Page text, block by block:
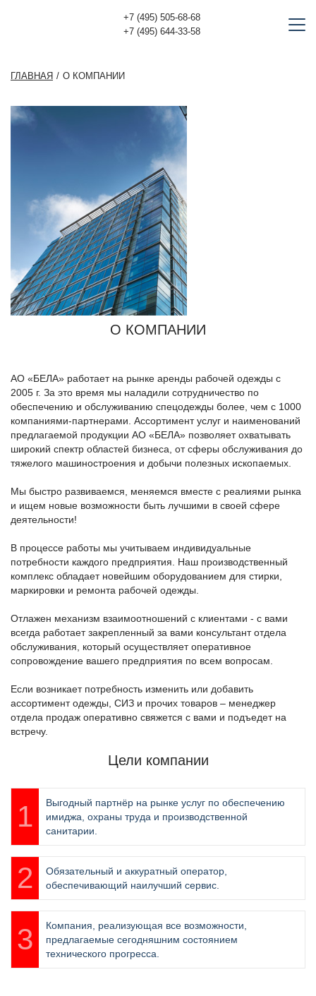
+7 (495) 505-68-68
+7 (495) 644-33-58
ГЛАВНАЯ О КОМПАНИИ
О КОМПАНИИ
АО «БЕЛА» работает на рынке аренды рабочей одежды с
2005 г. За это время мы наладили сотрудничество по
обеспечению и обслуживанию спецодежды более, чем с 1000
компаниями-партнерами. Ассортимент услуг и наименований
предлагаемой продукции АО «БЕЛА» позволяет охватывать
широкий спектр областей бизнеса, от сферы обслуживания до
тяжелого машиностроения и добычи полезных ископаемых.
Мы быстро развиваемся, меняемся вместе с реалиями рынка
и ищем новые возможности быть лучшими в своей сфере
деятельности!
В процессе работы мы учитываем индивидуальные
потребности каждого предприятия. Наш производственный
комплекс обладает новейшим оборудованием для стирки,
маркировки и ремонта рабочей одежды.
Отлажен механизм взаимоотношений с клиентами - с вами
всегда работает закрепленный за вами консультант отдела
обслуживания, который осуществляет оперативное
сопровождение вашего предприятия по всем вопросам.
Если возникает потребность изменить или добавить
ассортимент одежды, СИЗ и прочих товаров – менеджер
отдела продаж оперативно свяжется с вами и подъедет на
встречу.
Цели компании
Выгодный партнёр на рынке услуг по обеспечению
имиджа, охраны труда и производственной
санитарии.
Обязательный и аккуратный оператор,
обеспечивающий наилучший сервис.
Компания, реализующая все возможности,
предлагаемые сегодняшним состоянием
технического прогресса.